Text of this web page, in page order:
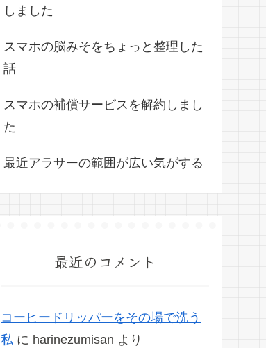
しました
スマホの脳みそをちょっと整理した
話
スマホの補償サービスを解約しまし
た
最近アラサーの範囲が広い気がする
最近のコメント
コーヒードリッパーをその場で洗う
私 に harinezumisan より